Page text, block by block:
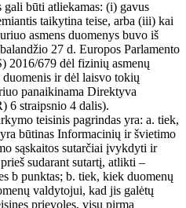
būti atliekamas: (i) gavus
taikytina teise, arba (iii) kai
asmens duomenys buvo iš
27 d. Europos Parlamento
2016/679 dėl fizinių asmenų
duomenis ir dėl laisvo tokių
panaikinama Direktyva
6 straipsnio 4 dalis).
teisinis pagrindas yra: a. tiek,
būtinas Informacinių ir švietimo
sąskaitos sutarčiai įvykdyti ir
sudarant sutartį, atlikti –
b punktas; b. tiek, kiek duomenų
valdytojui, kad jis galėtų
prievoles, visų pirma